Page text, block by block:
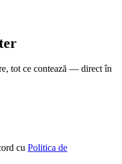
tot ce contează — direct în
cu Politica de